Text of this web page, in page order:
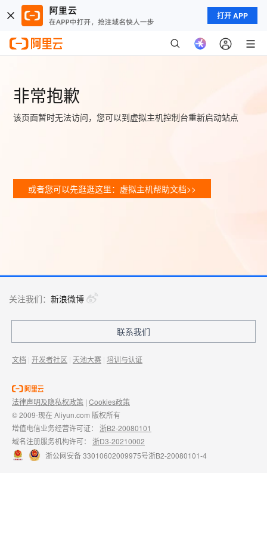
打开 APP
非常抱歉
该页面暂时无法访问，您可以到虚拟主机控制台重新启动站点
或者您可以先逛逛这里：虚拟主机帮助文档>>